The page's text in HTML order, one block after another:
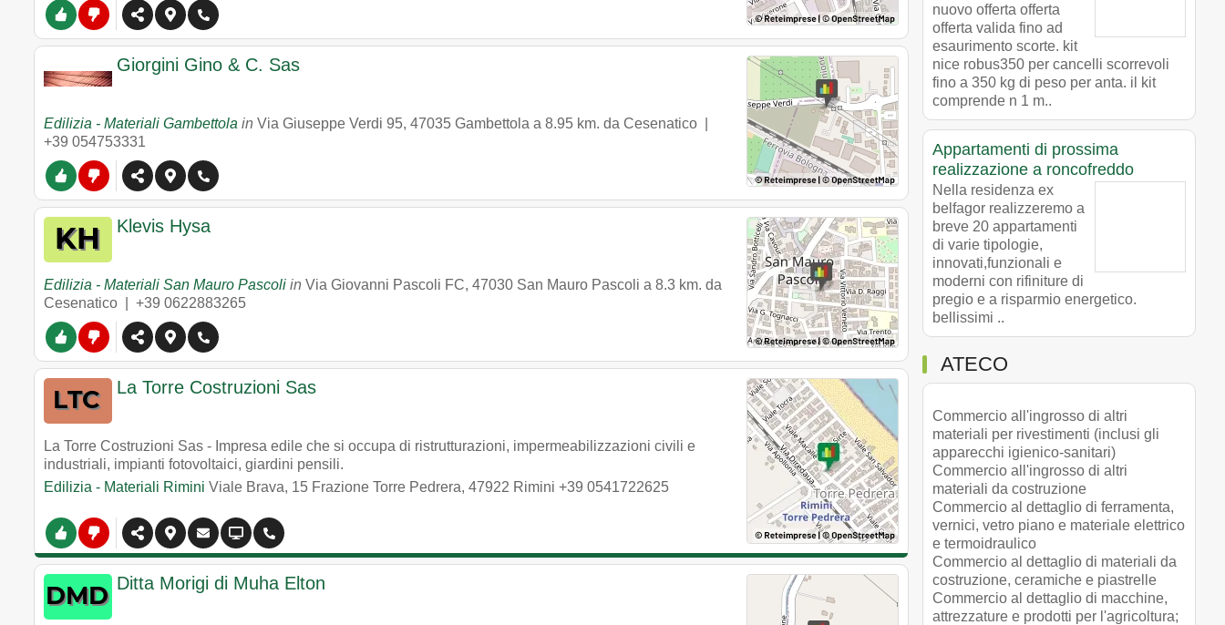
Giorgini Gino & C. Sas
Edilizia - Materiali Gambettola in Via Giuseppe Verdi 95, 47035 Gambettola a 8.95 km. da Cesenatico |
+39 054753331
Klevis Hysa
Edilizia - Materiali San Mauro Pascoli in Via Giovanni Pascoli FC, 47030 San Mauro Pascoli a 8.3 km. da
Cesenatico | +39 0622883265
La Torre Costruzioni Sas
La Torre Costruzioni Sas - Impresa edile che si occupa di ristrutturazioni, impermeabilizzazioni civili e
industriali, impianti fotovoltaici, giardini pensili.
Edilizia - Materiali Rimini Viale Brava, 15 Frazione Torre Pedrera, 47922 Rimini +39 0541722625
Ditta Morigi di Muha Elton
nuovo offerta offerta
offerta valida fino ad
esaurimento scorte. kit
nice robus350 per cancelli scorrevoli
fino a 350 kg di peso per anta. il kit
comprende n 1 m..
Appartamenti di prossima
realizzazione a roncofreddo
Nella residenza ex
belfagor realizzeremo a
breve 20 appartamenti
di varie tipologie,
innovati,funzionali e
moderni con rifiniture di
pregio e a risparmio energetico.
bellissimi ..
ATECO
Commercio all'ingrosso di altri
materiali per rivestimenti (inclusi gli
apparecchi igienico-sanitari)
Commercio all'ingrosso di altri
materiali da costruzione
Commercio al dettaglio di ferramenta,
vernici, vetro piano e materiale elettrico
e termoidraulico
Commercio al dettaglio di materiali da
costruzione, ceramiche e piastrelle
Commercio al dettaglio di macchine,
attrezzature e prodotti per l'agricoltura;